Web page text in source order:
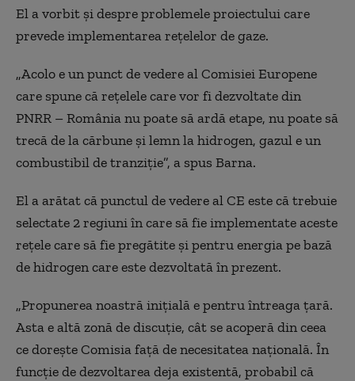
El a vorbit și despre problemele proiectului care
prevede implementarea rețelelor de gaze.
„Acolo e un punct de vedere al Comisiei Europene
care spune că rețelele care vor fi dezvoltate din
PNRR – România nu poate să ardă etape, nu poate să
trecă de la cărbune și lemn la hidrogen, gazul e un
combustibil de tranziție”, a spus Barna.
El a arătat că punctul de vedere al CE este că trebuie
selectate 2 regiuni în care să fie implementate aceste
rețele care să fie pregătite și pentru energia pe bază
de hidrogen care este dezvoltată în prezent.
„Propunerea noastră inițială e pentru întreaga țară.
Asta e altă zonă de discuție, cât se acoperă din ceea
ce dorește Comisia față de necesitatea națională. În
funcție de dezvoltarea deja existentă, probabil că